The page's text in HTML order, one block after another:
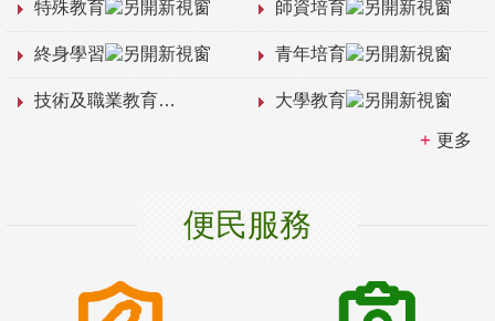
特殊教育 師資培育
終身學習 青年培育
技術及職業教育 大學教育
更多
便民服務